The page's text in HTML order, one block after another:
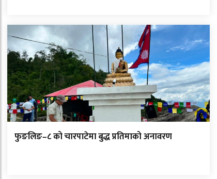
फुङलिङ–८ को चारपाटेमा बुद्ध प्रतिमाको अनावरण